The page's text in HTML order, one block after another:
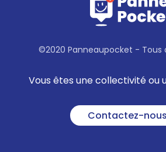
©2020 Panneaupocket - Tous
Vous êtes une collectivité ou
Contactez-nous